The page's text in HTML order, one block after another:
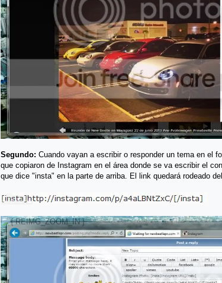
Segundo: Cuando vayan a escribir o responder un tema en el
que copiaron de Instagram en el área donde se va escribir el
que dice "insta" en la parte de arriba. El link quedará rodeado